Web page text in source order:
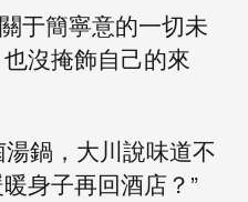
于簡寧意的一切未
沒掩飾自己的來
鍋，大川說味道不
身子再回酒店？”